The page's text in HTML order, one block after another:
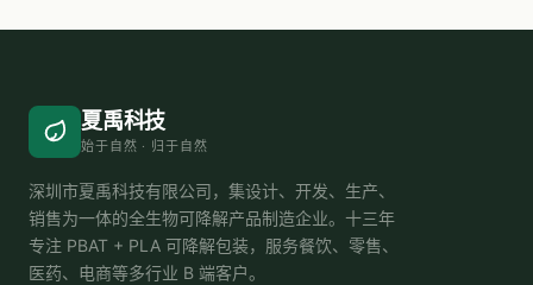
夏禹科技
始于自然 · 归于自然
深圳市夏禹科技有限公司，集设计、开发、生产、
销售为一体的全生物可降解产品制造企业。十三年
专注 PBAT + PLA 可降解包装，服务餐饮、零售、
医药、电商等多行业 B 端客户。